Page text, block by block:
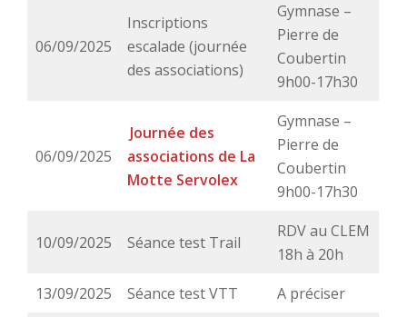
06/09/2025
Inscriptions
escalade (journée
des associations)
Gymnase –
Pierre de
Coubertin
9h00-17h30
06/09/2025
Journée des
associations de La
Motte Servolex
Gymnase –
Pierre de
Coubertin
9h00-17h30
10/09/2025 Séance test Trail
RDV au CLEM
18h à 20h
13/09/2025
Séance test VTT
A préciser